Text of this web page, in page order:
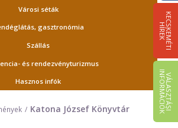
K
E
C
S
K
E
M
É
T
I
HÍ
R
E
K
V
Á
L
A
S
Z
T
Á
S
I
IN
F
O
R
M
Á
C
I
Ó
K
Városi séták
gasztronómia
Szállás
és rendezvényturizmus
Hasznos infók
Katona József Könyvtár